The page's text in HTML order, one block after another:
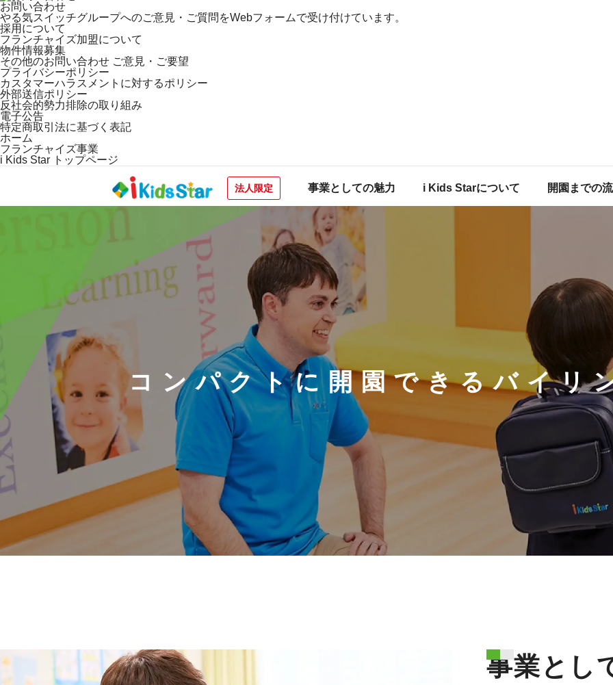
お問い合わせ
やる気スイッチグループへのご意見・ご質問をWebフォームで受け付けています。
採用について
フランチャイズ加盟について
物件情報募集
その他のお問い合わせ ご意見・ご要望
プライバシーポリシー
カスタマーハラスメントに対するポリシー
外部送信ポリシー
反社会的勢力排除の取り組み
電子公告
特定商取引法に基づく表記
ホーム
フランチャイズ事業
i Kids Star トップページ
法人限定 事業としての魅力 i Kids Starについて 開園までの
コンパクトに開園できるバイリ
事業とし